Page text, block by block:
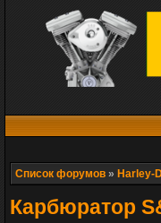
Список форумов » Harley-
Карбюратор